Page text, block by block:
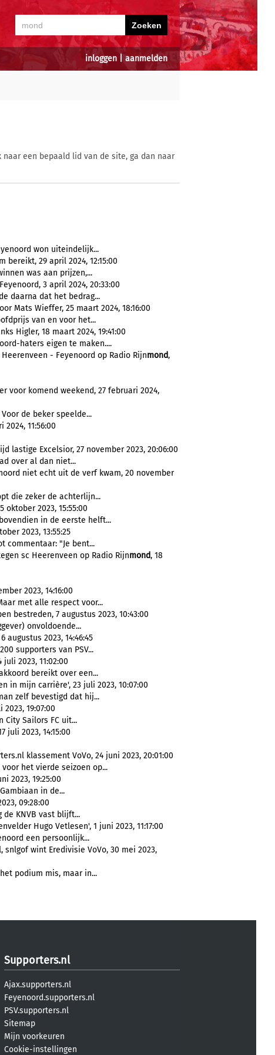
inloggen aanmelden
een bepaald lid van de site, ga dan naar
won uiteindelijk...
bereikt, 29 april 2024, 12:15:00
was aan prijzen,...
3 april 2024, 20:33:00
daarna dat het bedrag...
Mats Wieffer, 25 maart 2024, 18:16:00
van en voor het...
Higler, 18 maart 2024, 19:41:00
haters eigen te maken....
- Feyenoord op Radio Rijnmond,
voor komend weekend, 27 februari 2024,
de beker speelde...
11:56:00
lastige Excelsior, 27 november 2023, 20:06:00
over al dan niet...
niet echt uit de verf kwam, 20 november
die zeker de achterlijn...
2023, 15:55:00
in de eerste helft...
2023, 13:55:25
commentaar: "Je bent...
sc Heerenveen op Radio Rijnmond, 18
2023, 14:16:00
met alle respect voor...
bestreden, 7 augustus 2023, 10:43:00
onvoldoende...
2023, 14:46:45
supporters van PSV...
2023, 11:02:00
bereikt over een...
in mijn carrière', 23 juli 2023, 10:07:00
zelf bevestigd dat hij...
19:07:00
City Sailors FC uit...
juli 2023, 14:15:00
klassement VoVo, 24 juni 2023, 20:01:00
het vierde seizoen op...
2023, 19:25:00
in de...
09:28:00
de KNVB vast blijft...
Hugo Vetlesen', 1 juni 2023, 11:17:00
een persoonlijk...
snlgof wint Eredivisie VoVo, 30 mei 2023,
podium mis, maar in...
Supporters.nl
Ajax.supporters.nl
Feyenoord.supporters.nl
PSV.supporters.nl
Sitemap
Mijn voorkeuren
Cookie-instellingen